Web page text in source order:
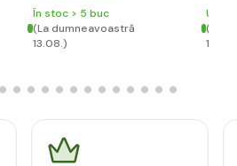
În stoc > 5 buc
(La dumneavoastră
13.08.)
(La